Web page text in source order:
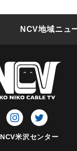
NCV地域ニュ
NCV米沢センター